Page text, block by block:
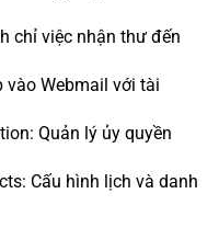
chỉ việc nhận thư đến
vào Webmail với tài
Quản lý ủy quyền
Cấu hình lịch và danh